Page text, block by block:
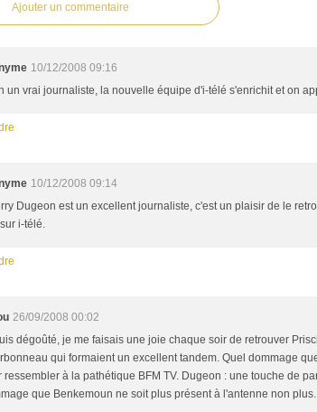
Ajouter un commentaire
10/12/2008 09:16
un vrai journaliste, la nouvelle équipe d'i-télé s'enrichit et on
10/12/2008 09:14
Dugeon est un excellent journaliste, c'est un plaisir de le
i-télé.
26/09/2008 00:02
dégoûté, je me faisais une joie chaque soir de retrouver
qui formaient un excellent tandem. Quel dommage
ressembler à la pathétique BFM TV. Dugeon : une touche de
que Benkemoun ne soit plus présent à l'antenne non plus.